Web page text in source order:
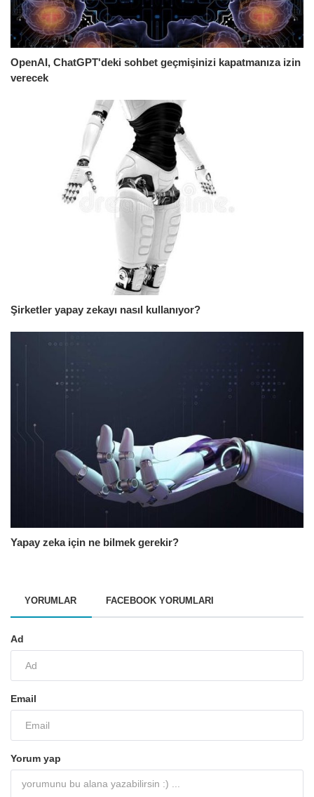
OpenAI, ChatGPT'deki sohbet geçmişinizi kapatmanıza izin
verecek
Şirketler yapay zekayı nasıl kullanıyor?
Yapay zeka için ne bilmek gerekir?
YORUMLAR FACEBOOK YORUMLARI
Ad
Email
Yorum yap